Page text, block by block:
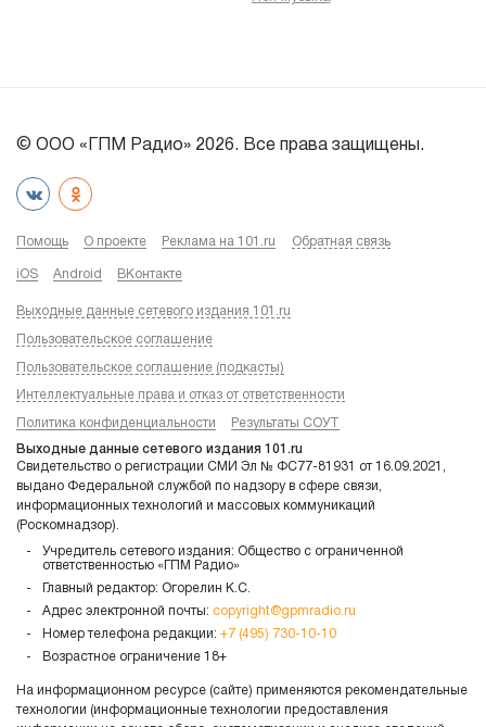
© ООО «ГПМ Радио» 2026. Все права защищены.
Помощь О проекте Реклама на 101.ru Обратная связь
iOS Android ВКонтакте
Выходные данные сетевого издания 101.ru
Пользовательское соглашение
Пользовательское соглашение (подкасты)
Интеллектуальные права и отказ от ответственности
Политика конфиденциальности Результаты СОУТ
Выходные данные сетевого издания 101.ru
Свидетельство о регистрации СМИ Эл № ФС77-81931 от 16.09.2021,
выдано Федеральной службой по надзору в сфере связи,
информационных технологий и массовых коммуникаций
(Роскомнадзор).
Учредитель сетевого издания: Общество с ограниченной
ответственностью «ГПМ Радио»
Главный редактор: Огорелин К.С.
Адрес электронной почты: copyright@gpmradio.ru
Номер телефона редакции: +7 (495) 730-10-10
Возрастное ограничение 18+
На информационном ресурсе (сайте) применяются рекомендательные
технологии (информационные технологии предоставления